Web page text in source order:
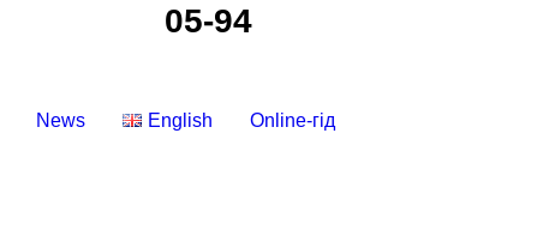
05-94
News English Online-гід